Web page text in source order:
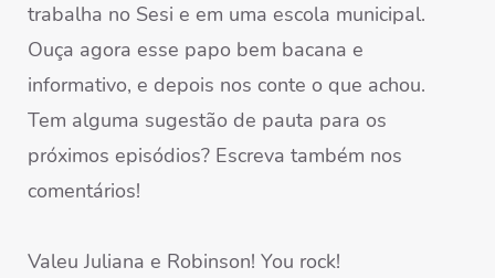
trabalha no Sesi e em uma escola municipal.
Ouça agora esse papo bem bacana e
informativo, e depois nos conte o que achou.
Tem alguma sugestão de pauta para os
próximos episódios? Escreva também nos
comentários!
Valeu Juliana e Robinson! You rock!